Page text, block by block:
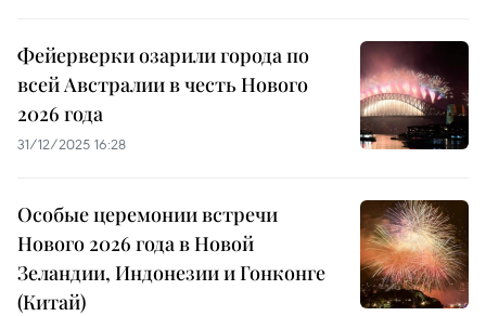
Фейерверки озарили города по
всей Австралии в честь Нового
2026 года
31/12/2025 16:28
Особые церемонии встречи
Нового 2026 года в Новой
Зеландии, Индонезии и Гонконге
(Китай)